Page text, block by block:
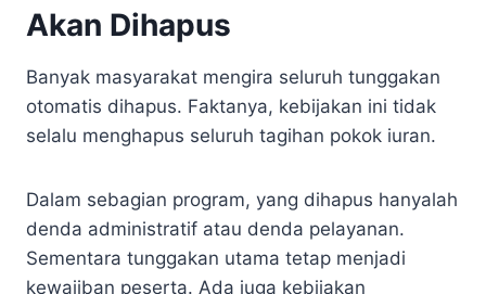
Akan Dihapus
Banyak masyarakat mengira seluruh tunggakan
otomatis dihapus. Faktanya, kebijakan ini tidak
selalu menghapus seluruh tagihan pokok iuran.
Dalam sebagian program, yang dihapus hanyalah
denda administratif atau denda pelayanan.
Sementara tunggakan utama tetap menjadi
kewajiban peserta. Ada juga kebijakan